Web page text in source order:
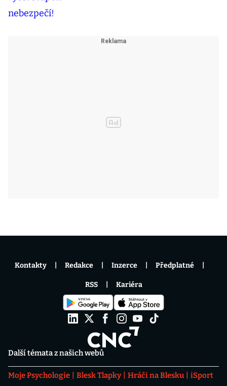
Další témata z našich webů
Moje Psychologie Blesk Tlapky Hráči na Blesku
iSport
Kontakty Redakce Inzerce Předplatné
RSS Kariéra